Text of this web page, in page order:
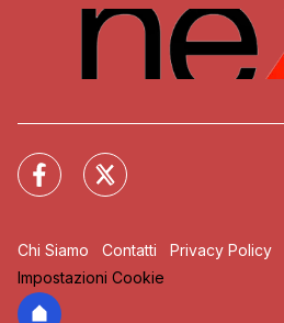
Chi Siamo Contatti Privacy Policy
Impostazioni Cookie